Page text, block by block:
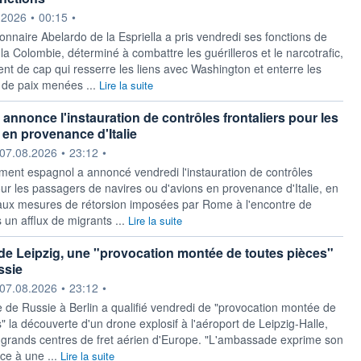
par
• 00:15 •
Abelardo de la Espriella a pris vendredi ses fonctions de
Colombie, déterminé à combattre les guérilleros et le narcotrafic,
de cap qui resserre les liens avec Washington et enterre les
paix menées ... Lire la suite
l'instauration de contrôles frontaliers pour les
provenance d'Italie
par
07.08.2026 • 23:12 •
espagnol a ​annoncé vendredi l'instauration de contrôles
les passagers ​de navires ou d'avions en ​provenance d'Italie, en
mesures de ‌rétorsion imposées par Rome à l'encontre de
un afflux de ⁠migrants ... Lire la suite
Leipzig, une "provocation montée de toutes pièces"
par
07.08.2026 • 23:12 •
de ‌Russie à Berlin a qualifié vendredi de "provocation montée ​de
la découverte d'un drone explosif à l'aéroport de Leipzig-Halle,
centres ​de fret aérien d'Europe. "L'ambassade exprime son
à une ... Lire la suite